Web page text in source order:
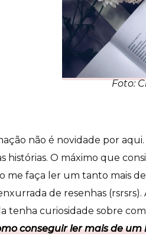
Foto:
não é novidade por
histórias. O máximo que
me faça ler um tanto mais
de resenhas
tenha curiosidade sobre
conseguir ler mais de